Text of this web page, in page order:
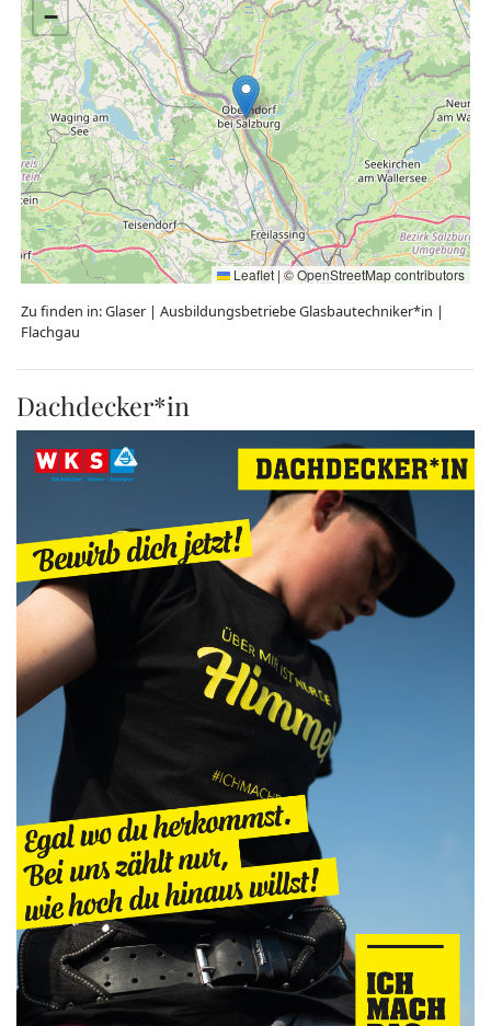
−
Leaflet | ©OpenStreetMapcontributors
Zu finden in:Glaser | Ausbildungsbetriebe Glasbautechniker*in |
Flachgau
Dachdecker*in